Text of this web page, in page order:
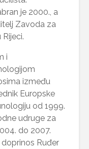
je 2000., a
Zavoda za
i
između
Europske
od 1999.
udruge za
do 2007.
Ruđer